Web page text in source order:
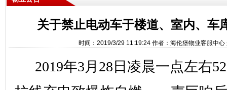
关于禁止电动车于楼道、室内、车
时间：2019/3/29 11:19:24 作者：海伦堡物业客服中心
2019年3月28日凌晨一点左右